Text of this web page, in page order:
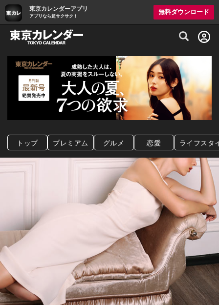
東京カレンダーアプリ
アプリなら超サクサク！
無料ダウンロード
グルメ情報・プレミアムレストラン予約
トップ プレミアム グルメ 恋愛 ライフスタ